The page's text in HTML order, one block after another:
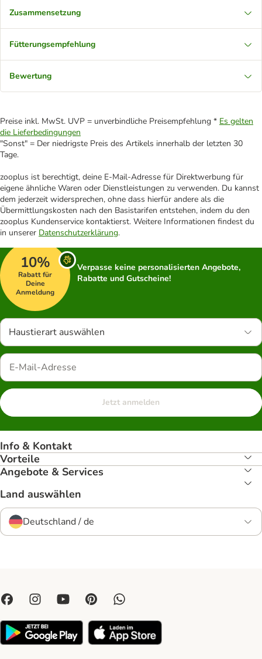
Zusammensetzung
Fütterungsempfehlung
Bewertung
Preise inkl. MwSt. UVP = unverbindliche Preisempfehlung * Es gelten
die Lieferbedingungen
"Sonst" = Der niedrigste Preis des Artikels innerhalb der letzten 30
Tage.
zooplus ist berechtigt, deine E-Mail-Adresse für Direktwerbung für
eigene ähnliche Waren oder Dienstleistungen zu verwenden. Du kannst
dem jederzeit widersprechen, ohne dass hierfür andere als die
Übermittlungskosten nach den Basistarifen entstehen, indem du den
zooplus Kundenservice kontaktierst. Weitere Informationen findest du
in unserer Datenschutzerklärung.
10%
Rabatt für
Deine
Anmeldung
Verpasse keine personalisierten Angebote,
Rabatte und Gutscheine!
Haustierart auswählen
Jetzt anmelden
Info & Kontakt
Vorteile
Angebote & Services
Land auswählen
Deutschland / de